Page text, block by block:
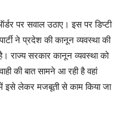
पर सवाल उठाए। इस पर डिप्टी
ने प्रदेश की कानून व्यवस्था की
राज्य सरकार कानून व्यवस्था को
की बात सामने आ रही है वहां
में इसे लेकर मजबूती से काम किया जा